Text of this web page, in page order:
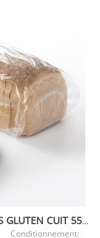
PAIN DE MIE BLANC SANS GLUTEN CUIT 550G
Conditionnement: